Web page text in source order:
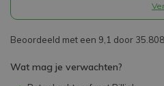
Beoordeeld met een 9,1 door
Wat mag je verwachten?